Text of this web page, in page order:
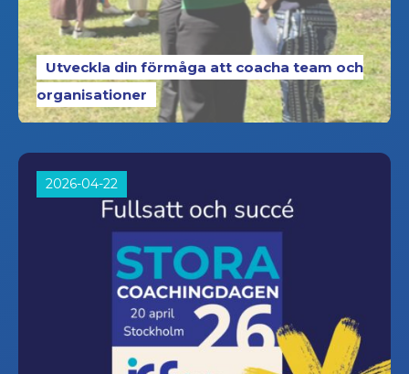
Utveckla din förmåga att coacha team och
organisationer
2026-04-22